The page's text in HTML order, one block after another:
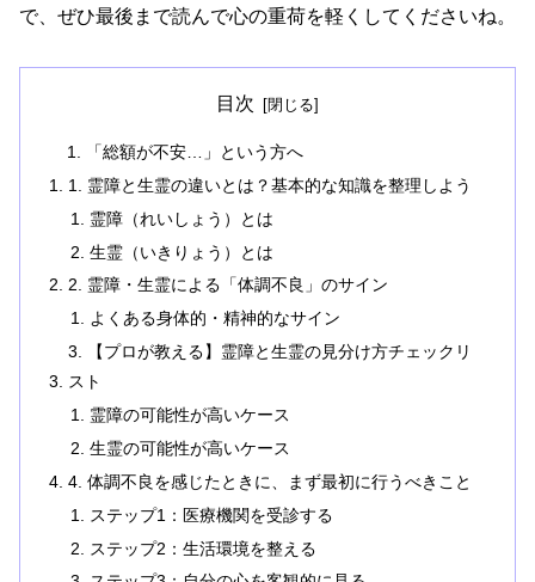
で、ぜひ最後まで読んで心の重荷を軽くしてくださいね。
目次
「総額が不安…」という方へ
1. 霊障と生霊の違いとは？基本的な知識を整理しよう
霊障（れいしょう）とは
生霊（いきりょう）とは
2. 霊障・生霊による「体調不良」のサイン
よくある身体的・精神的なサイン
3. 【プロが教える】霊障と生霊の見分け方チェックリ
スト
霊障の可能性が高いケース
生霊の可能性が高いケース
4. 体調不良を感じたときに、まず最初に行うべきこと
ステップ1：医療機関を受診する
ステップ2：生活環境を整える